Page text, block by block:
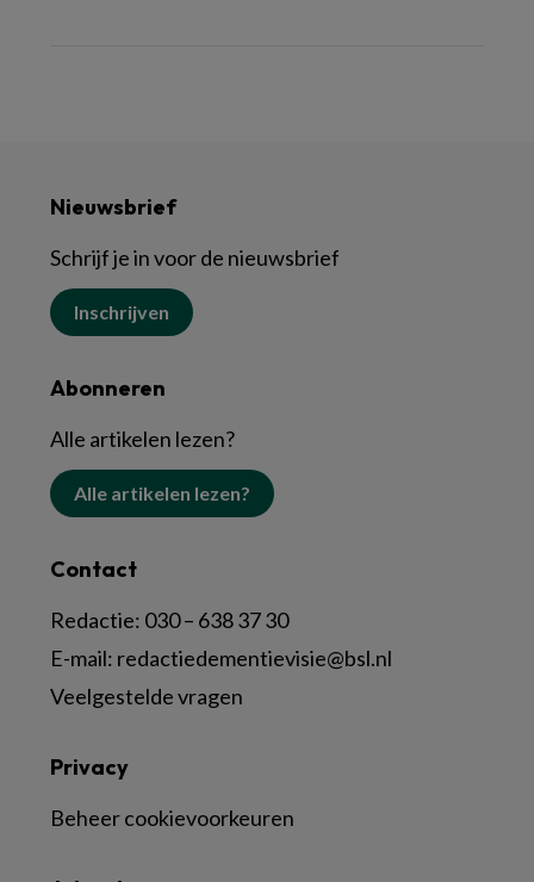
Nieuwsbrief
Schrijf je in voor de nieuwsbrief
Inschrijven
Abonneren
Alle artikelen lezen?
Alle artikelen lezen?
Contact
Redactie: 030 – 638 37 30
E-mail: redactiedementievisie@bsl.nl
Veelgestelde vragen
Privacy
Beheer cookievoorkeuren